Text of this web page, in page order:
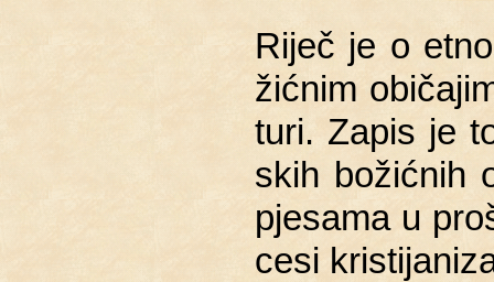
Riječ je o
žić­nim
tu­ri. Zapis je
skih bo­žić­nih
pje­sa­ma u
ce­si